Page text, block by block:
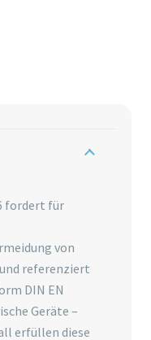
fordert für
von
referenziert
DIN EN
Geräte –
erfüllen diese